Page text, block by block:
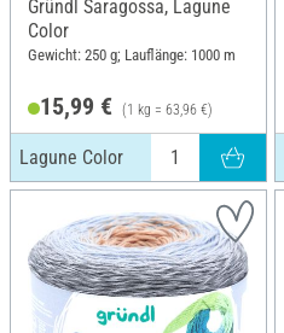
Gründl Saragossa, Lagune
Color
Gewicht: 250 g; Lauflänge: 1000 m
15,99 € (1 kg = 63,96 €)
Lagune Color